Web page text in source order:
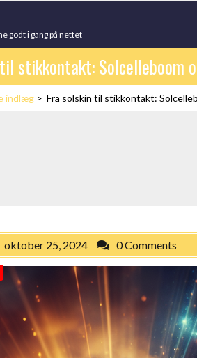
godt i gang på nettet
stikkontakt: Solcelleboom
indlæg > Fra solskin til stikkontakt:
oktober 25, 2024 0 Comments